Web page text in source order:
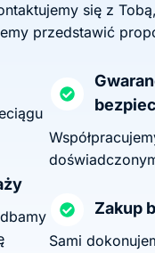
się z
przedstawić
Zakup
Sami